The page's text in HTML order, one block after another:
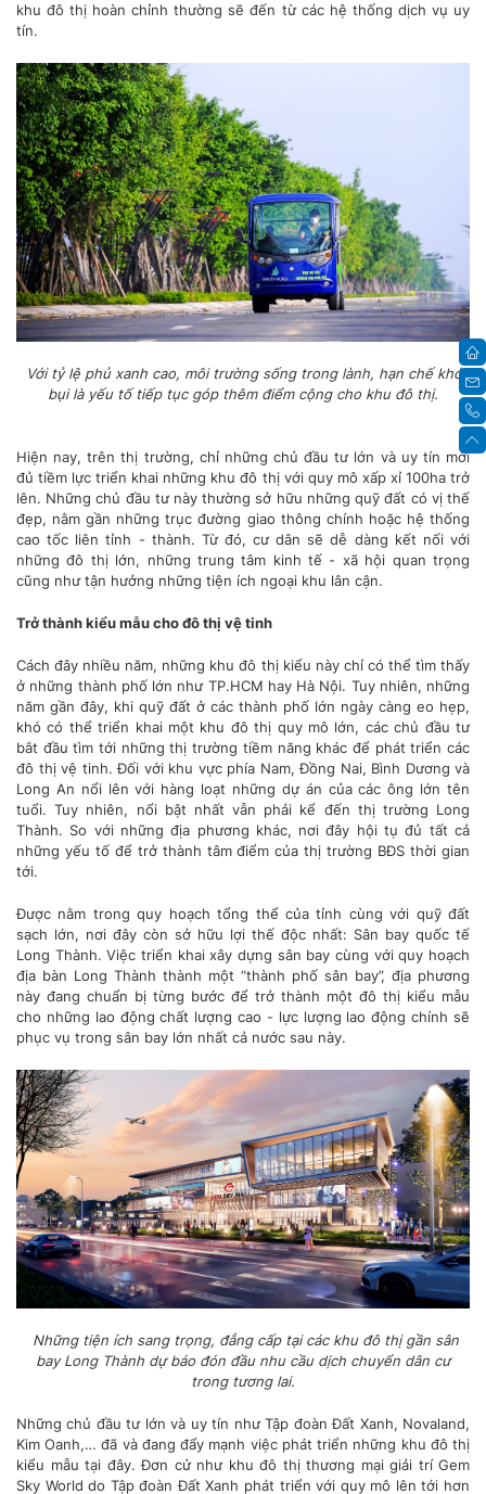
khu đô thị hoàn chỉnh thường sẽ đến từ các hệ thống dịch vụ uy
tín.
Với tỷ lệ phủ xanh cao, môi trường sống trong lành, hạn chế khói
bụi là yếu tố tiếp tục góp thêm điểm cộng cho khu đô thị.
Hiện nay, trên thị trường, chỉ những chủ đầu tư lớn và uy tín mới
đủ tiềm lực triển khai những khu đô thị với quy mô xấp xỉ 100ha trở
lên. Những chủ đầu tư này thường sở hữu những quỹ đất có vị thế
đẹp, nằm gần những trục đường giao thông chính hoặc hệ thống
cao tốc liên tỉnh - thành. Từ đó, cư dân sẽ dễ dàng kết nối với
những đô thị lớn, những trung tâm kinh tế - xã hội quan trọng
cũng như tận hưởng những tiện ích ngoại khu lân cận.
Trở thành kiểu mẫu cho đô thị vệ tinh
Cách đây nhiều năm, những khu đô thị kiểu này chỉ có thể tìm thấy
ở những thành phố lớn như TP.HCM hay Hà Nội. Tuy nhiên, những
năm gần đây, khi quỹ đất ở các thành phố lớn ngày càng eo hẹp,
khó có thể triển khai một khu đô thị quy mô lớn, các chủ đầu tư
bắt đầu tìm tới những thị trường tiềm năng khác để phát triển các
đô thị vệ tinh. Đối với khu vực phía Nam, Đồng Nai, Bình Dương và
Long An nổi lên với hàng loạt những dự án của các ông lớn tên
tuổi. Tuy nhiên, nổi bật nhất vẫn phải kể đến thị trường Long
Thành. So với những địa phương khác, nơi đây hội tụ đủ tất cả
những yếu tố để trở thành tâm điểm của thị trường BĐS thời gian
tới.
Được nằm trong quy hoạch tổng thể của tỉnh cùng với quỹ đất
sạch lớn, nơi đây còn sở hữu lợi thế độc nhất: Sân bay quốc tế
Long Thành. Việc triển khai xây dựng sân bay cùng với quy hoạch
địa bàn Long Thành thành một “thành phố sân bay”, địa phương
này đang chuẩn bị từng bước để trở thành một đô thị kiểu mẫu
cho những lao động chất lượng cao - lực lượng lao động chính sẽ
phục vụ trong sân bay lớn nhất cả nước sau này.
Những tiện ích sang trọng, đẳng cấp tại các khu đô thị gần sân
bay Long Thành dự báo đón đầu nhu cầu dịch chuyển dân cư
trong tương lai.
Những chủ đầu tư lớn và uy tín như Tập đoàn Đất Xanh, Novaland,
Kim Oanh,… đã và đang đẩy mạnh việc phát triển những khu đô thị
kiểu mẫu tại đây. Đơn cử như khu đô thị thương mại giải trí Gem
Sky World do Tập đoàn Đất Xanh phát triển với quy mô lên tới hơn